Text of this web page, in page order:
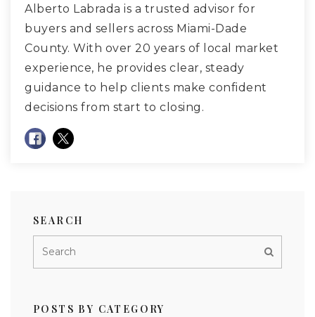
Alberto Labrada is a trusted advisor for
buyers and sellers across Miami-Dade
County. With over 20 years of local market
experience, he provides clear, steady
guidance to help clients make confident
decisions from start to closing.
SEARCH
POSTS BY CATEGORY